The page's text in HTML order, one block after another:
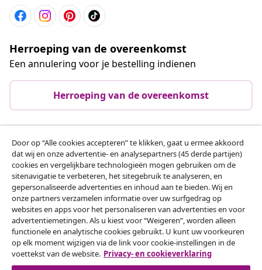
Herroeping van de overeenkomst
Een annulering voor je bestelling indienen
Herroeping van de overeenkomst
Klantenservice
Zakelijk
vidaXL
Ontdek meer
Door op “Alle cookies accepteren” te klikken, gaat u ermee akkoord
dat wij en onze advertentie- en analysepartners (45 derde partijen)
cookies en vergelijkbare technologieën mogen gebruiken om de
sitenavigatie te verbeteren, het sitegebruik te analyseren, en
gepersonaliseerde advertenties en inhoud aan te bieden. Wij en
onze partners verzamelen informatie over uw surfgedrag op
websites en apps voor het personaliseren van advertenties en voor
advertentiemetingen. Als u kiest voor “Weigeren”, worden alleen
functionele en analytische cookies gebruikt. U kunt uw voorkeuren
op elk moment wijzigen via de link voor cookie-instellingen in de
voettekst van de website. Privacy- en cookieverklaring